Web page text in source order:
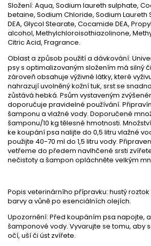
Složení: Aqua, Sodium laureth sulphate,
betaine, Sodium Chloride, Sodium Laureth
DEA, Glycol Stearate, Cocamide DEA,
alcohol, Methylchloroisothiazolinone,
Citric Acid, Fragrance.
Oblast a způsob použití a dávkování:
psy s optimalizovaným složením má silný
zároveň obsahuje výživné látky, které
nahrazují uvolněný kožní tuk, srst se
zůstává hebká. Psům vystaveným
doporučuje pravidelné používání.
šamponu a vlažné vody. Doporučené
šamponu/10 kg tělesné hmotnosti.
ke koupání psa nalijte do 0,5 litru vlažné
použijte 40-70 ml do 1,5 litru vody.
vetřeme do předem navlhčené srsti
nečistoty a šampon opláchněte velkým
Popis veterinárního přípravku: hustý
barvy a vůně po esenciálních olejích.
Upozornění: Před koupáním psa napojte,
šamponové vody. Vyvarujte se tomu, aby
očí, uší či úst zvířete.